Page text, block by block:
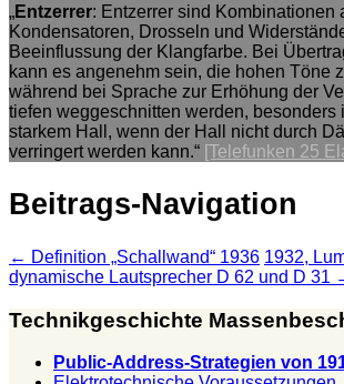
„Entzerrer: Entzerrer sind Kombinationen
Kondensatoren, Drosseln und
Beeinflussung der Klangfarbe. Bei
kann es angenehm sein, die hohen Töne
während bei Sprache zur Erhöhung der
tiefen weggeschnitten werden, besonders
starkem Hall, wenn der Hall nicht durch
verringert werden kann.“ [Telefunken 25
Beitrags-Navigation
← Definition „Schallwand“ 1936 1932,
dynamische Lautsprecher D 62 und D 31
Technikgeschichte
Public-Address-Strategien von